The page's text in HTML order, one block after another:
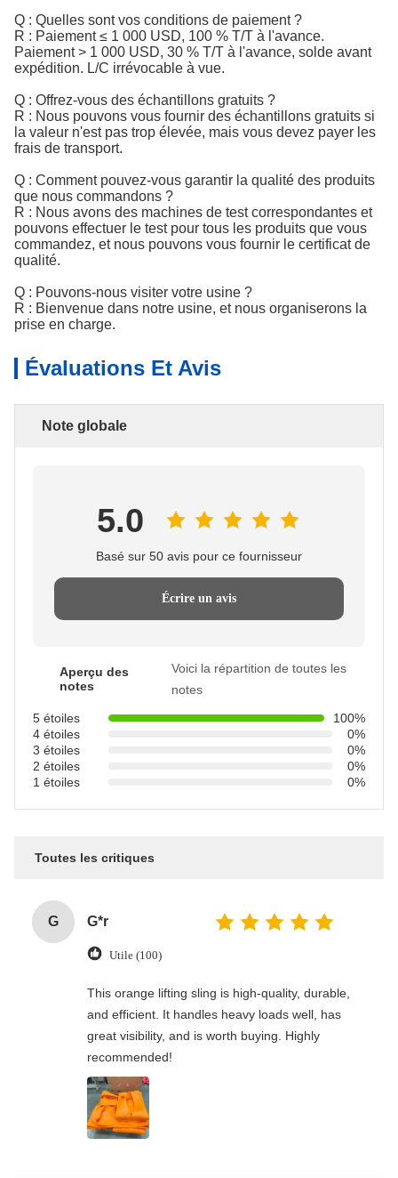
Q : Quelles sont vos conditions de paiement ?
R : Paiement ≤ 1 000 USD, 100 % T/T à l'avance.
Paiement > 1 000 USD, 30 % T/T à l'avance, solde avant
expédition. L/C irrévocable à vue.
Q : Offrez-vous des échantillons gratuits ?
R : Nous pouvons vous fournir des échantillons gratuits si
la valeur n'est pas trop élevée, mais vous devez payer les
frais de transport.
Q : Comment pouvez-vous garantir la qualité des produits
que nous commandons ?
R : Nous avons des machines de test correspondantes et
pouvons effectuer le test pour tous les produits que vous
commandez, et nous pouvons vous fournir le certificat de
qualité.
Q : Pouvons-nous visiter votre usine ?
R : Bienvenue dans notre usine, et nous organiserons la
prise en charge.
Évaluations Et Avis
Note globale
5.0
Basé sur 50 avis pour ce fournisseur
Écrire un avis
Aperçu des
notes
Voici la répartition de toutes les
notes
5 étoiles
100%
4 étoiles
0%
3 étoiles
0%
2 étoiles
0%
1 étoiles
0%
Toutes les critiques
G G*r
Utile (100)
This orange lifting sling is high-quality, durable,
and efficient. It handles heavy loads well, has
great visibility, and is worth buying. Highly
recommended!